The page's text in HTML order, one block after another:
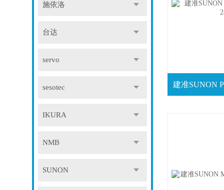
施依洛
台达
servo
sesotec
IKURA
NMB
SUNON